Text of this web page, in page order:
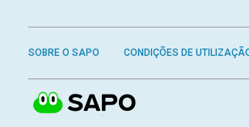
SOBRE O SAPO CONDIÇÕES DE